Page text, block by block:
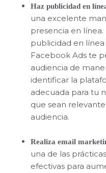
Haz publicidad en
una excelente
presencia en
publicidad en
Facebook Ads te
audiencia de
identificar la
adecuada para tu
que sean
audiencia.
Realiza email
una de las
efectivas para